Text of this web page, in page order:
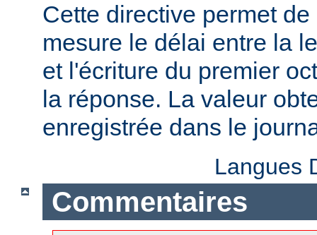
Cette directive permet
mesure le délai entre la
et l'écriture du premier
la réponse. La valeur
enregistrée dans le
Langues
Commentaires